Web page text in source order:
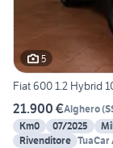
5
Fiat 600 1.2 Hybrid
21.900 €Alghero(
Km0
07/2025
Rivenditore